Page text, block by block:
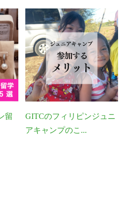
留
GITCのフィリピンジュニ
アキャンプのこ...